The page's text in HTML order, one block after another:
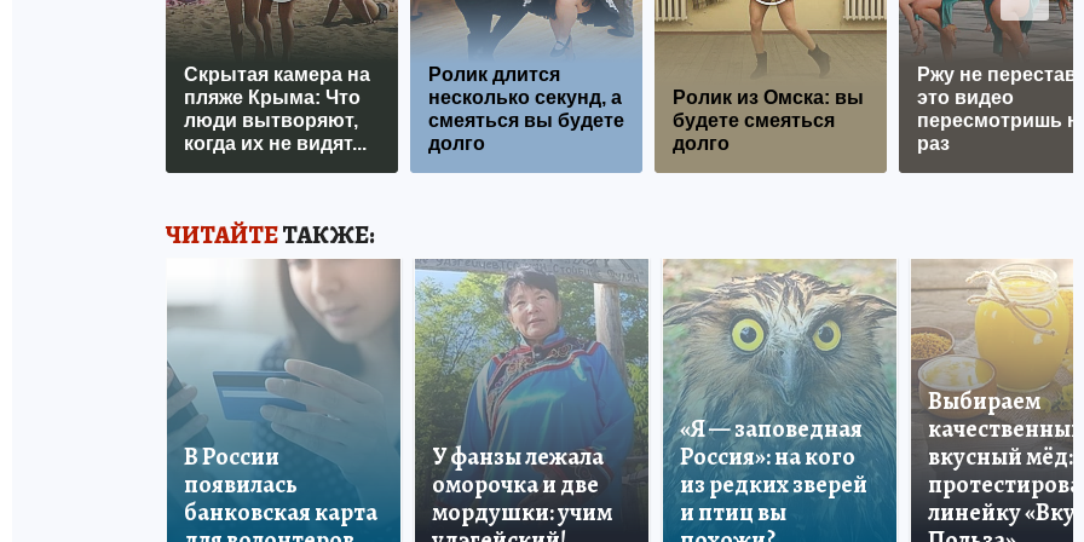
Скрытая камера на
пляже Крыма: Что
люди вытворяют,
когда их не видят...
Ролик длится
несколько секунд, а
смеяться вы будете
долго
Ролик из Омска: вы
будете смеяться
долго
Ржу не
это видео
пересмотришь не
раз
ЧИТАЙТЕТАКЖЕ:
В России
появилась
банковская карта
У фанзы лежала
оморочка и две
мордушки: учим
«Я — заповедная
Россия»: на кого
из редких зверей
и птиц вы
Выбираем
качественный
вкусный мёд:
линейку «Вкус